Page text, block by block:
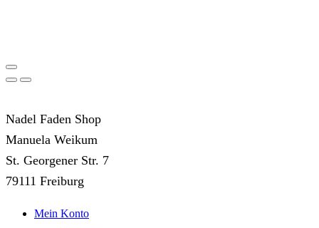
Nadel Faden Shop
Manuela Weikum
St. Georgener Str. 7
79111 Freiburg
Mein Konto